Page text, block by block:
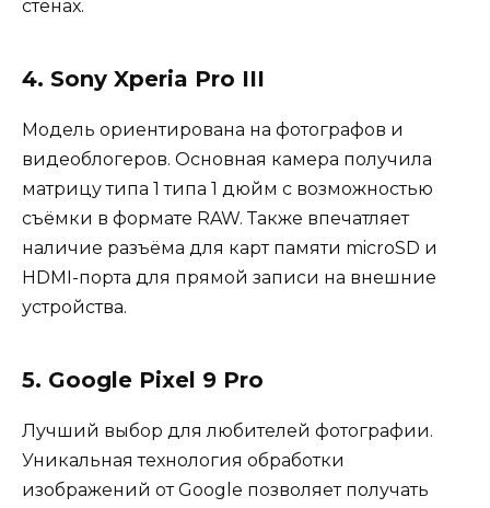
стенах.
4. Sony Xperia Pro III
Модель ориентирована на фотографов и
видеоблогеров. Основная камера получила
матрицу типа 1 типа 1 дюйм с возможностью
съёмки в формате RAW. Также впечатляет
наличие разъёма для карт памяти microSD и
HDMI-порта для прямой записи на внешние
устройства.
5. Google Pixel 9 Pro
Лучший выбор для любителей фотографии.
Уникальная технология обработки
изображений от Google позволяет получать